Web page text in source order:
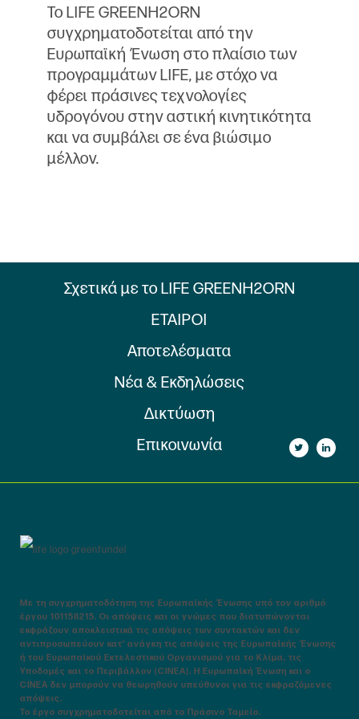
Το LIFE GREENH2ORN
συγχρηματοδοτείται από την
Ευρωπαϊκή Ένωση στο πλαίσιο των
προγραμμάτων LIFE, με στόχο να
φέρει πράσινες τεχνολογίες
υδρογόνου στην αστική κινητικότητα
και να συμβάλει σε ένα βιώσιμο
μέλλον.
Σχετικά με το LIFE GREENH2ORN
ΕΤΑΙΡΟΙ
Αποτελέσματα
Νέα & Εκδηλώσεις
Δικτύωση
Επικοινωνία
Με τη συγχρηματοδότηση της Ευρωπαϊκής Ένωσης υπό τον αριθμό
έργου 101158215. Οι απόψεις και οι γνώμες που διατυπώνονται
εκφράζουν αποκλειστικά τις απόψεις των συντακτών και δεν
αντιπροσωπεύουν κατ’ ανάγκη τις απόψεις της Ευρωπαϊκής Ένωσης
ή του Ευρωπαϊκού Εκτελεστικού Οργανισμού για το Κλίμα, τις
Υποδομές και το Περιβάλλον (CINEA). Η Ευρωπαϊκή Ένωση και ο
CINEA δεν μπορούν να θεωρηθούν υπεύθυνοι για τις εκφραζόμενες
απόψεις.
Το έργο συγχρηματοδοτείται από το Πράσινο Ταμείο.